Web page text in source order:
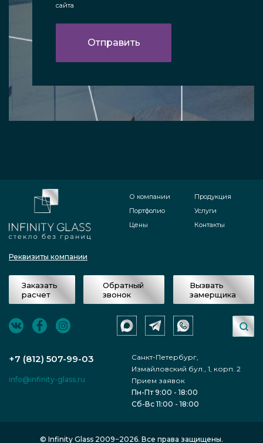
сайта
Реквизиты компании
О компании
Портфолио
Цены
Продукция
Услуги
Контакты
Заказать
расчет
Обратный
звонок
Вызвать
замерщика
+7 (812) 507-99-03
Санкт-Петербург,
Измайловский бул., 1, корп. 2
info@infinity-glass.ru
Прием заявок
Пн-Пт 9:00 - 18:00
Сб-Вс 11:00 - 18:00
© Infinity Glass 2009−2026. Все права защищены.